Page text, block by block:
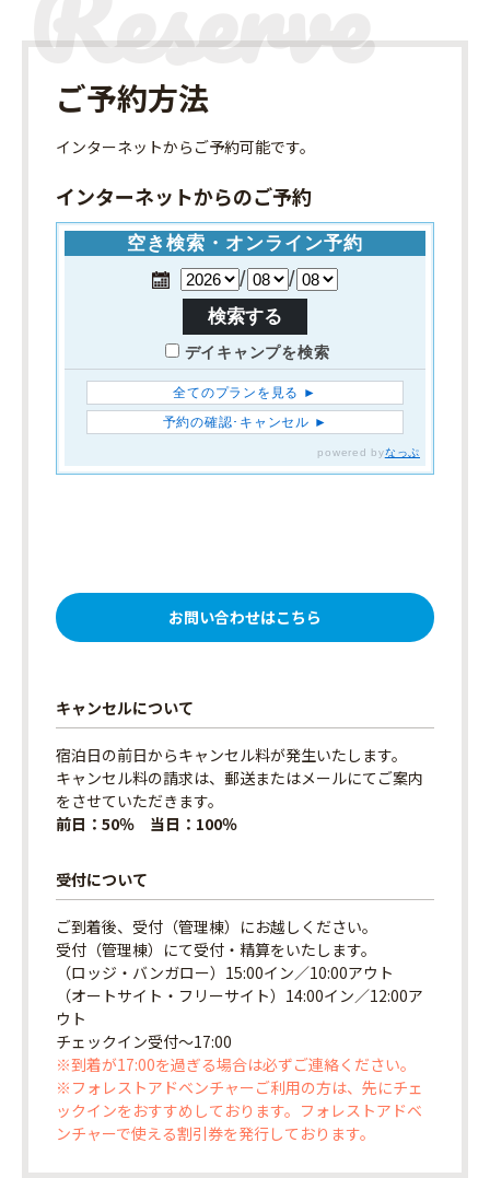
ご予約方法
インターネットからご予約可能です。
インターネットからのご予約
お問い合わせはこちら
キャンセルについて
宿泊日の前日からキャンセル料が発生いたします。
キャンセル料の請求は、郵送またはメールにてご案内
をさせていただきます。
前日：50％ 当日：100％
受付について
ご到着後、受付（管理棟）にお越しください。
受付（管理棟）にて受付・精算をいたします。
（ロッジ・バンガロー）15:00イン／10:00アウト
（オートサイト・フリーサイト）14:00イン／12:00ア
ウト
チェックイン受付〜17:00
※到着が17:00を過ぎる場合は必ずご連絡ください。
※フォレストアドベンチャーご利用の方は、先にチェ
ックインをおすすめしております。フォレストアドベ
ンチャーで使える割引券を発行しております。